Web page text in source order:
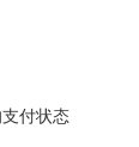
付状态